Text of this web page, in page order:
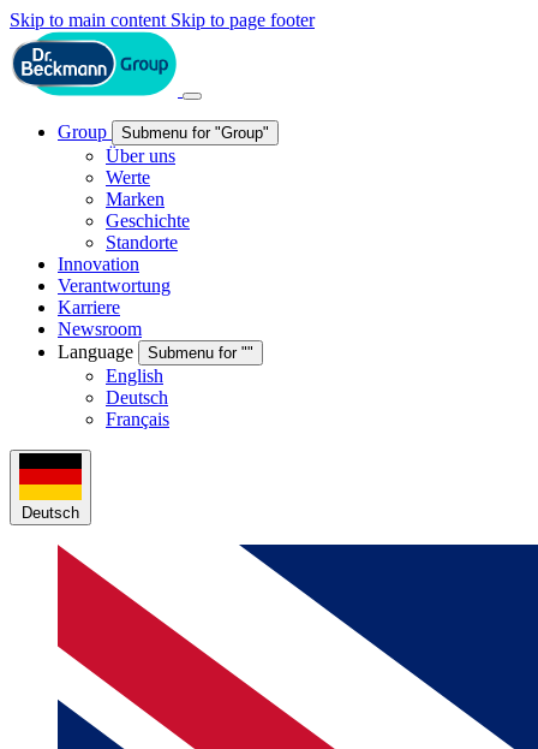
Skip to main content Skip to page footer
Group Submenu for "Group"
Über uns
Werte
Marken
Geschichte
Standorte
Innovation
Verantwortung
Karriere
Newsroom
Language
Submenu for ""
English
Deutsch
Français
Deutsch